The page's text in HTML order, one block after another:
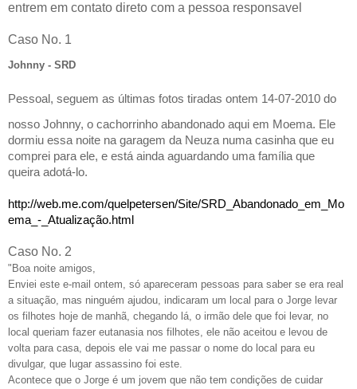
entrem em contato direto com a pessoa responsavel
Caso No. 1
Johnny - SRD
Pessoal, seguem as últimas fotos tiradas ontem 14-07-2010 do
nosso Johnny, o cachorrinho abandonado aqui em Moema. Ele
dormiu essa noite na garagem da Neuza numa casinha que eu
comprei para ele, e está ainda aguardando uma família que
queira adotá-lo.
http://web.me.com/quelpetersen/Site/SRD_Abandonado_em_Mo
ema_-_Atualização.html
Caso No. 2
"Boa noite amigos,
Enviei este e-mail ontem, só apareceram pessoas para saber se era real
a situação, mas ninguém ajudou, indicaram um local para o Jorge levar
os filhotes hoje de manhã, chegando lá, o irmão dele que foi levar, no
local queriam fazer eutanasia nos filhotes, ele não aceitou e levou de
volta para casa, depois ele vai me passar o nome do local para eu
divulgar, que lugar assassino foi este.
Acontece que o Jorge é um jovem que não tem condições de cuidar